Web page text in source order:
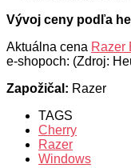
Vývoj ceny podľa
Aktuálna cena Razer
e-shopoch: (Zdroj:
Zapožičal: Razer
TAGS
Cherry
Razer
Windows